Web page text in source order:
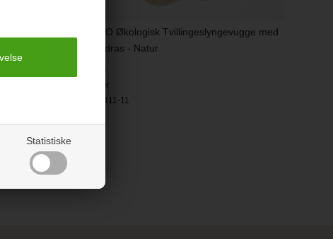
Statistiske
NONOMO Økologisk Tvillingeslyngevugge med
Fibermadras - Natur
2.499 kr.
På lager
3411-11